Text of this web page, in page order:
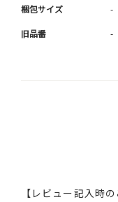
梱包サイズ -
旧品番 -
【レビュー記入時の